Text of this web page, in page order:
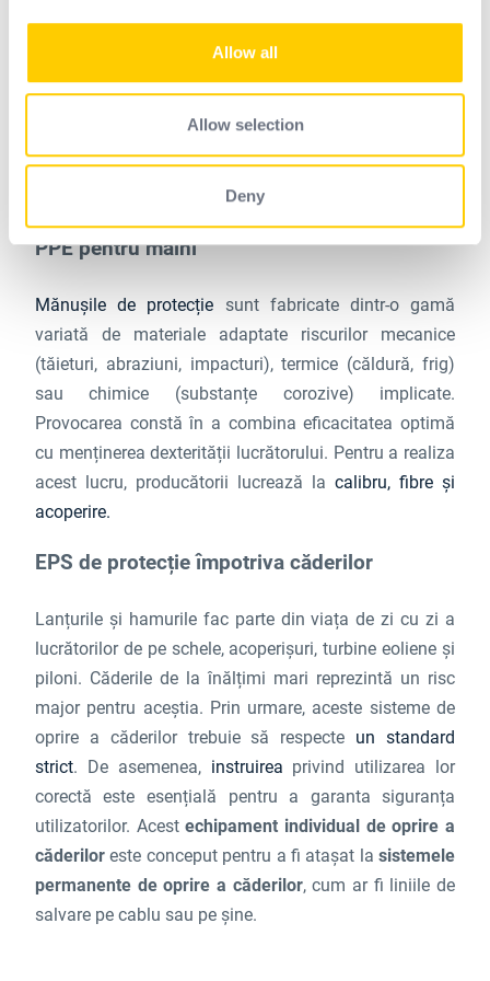
our social media, advertising and analytics partners who
may combine it with other information that you’ve
provided to them or that they’ve collected from your use
Allow all
Allow selection
Deny
impacturi și perforări. Acestea sunt utilizate într-o
gamă largă de sectoare, de la construcții și
manipulare la industria agroalimentară. Acestea pot fi
impermeabile protejează lucrătorii de stropire, în timp
ce șosetele sunt esențiale în mediile reci.
PPE pentru mâini
Mănușile de protecție sunt fabricate dintr-o gamă
variată de materiale adaptate riscurilor mecanice
(tăieturi, abraziuni, impacturi), termice (căldură, frig)
sau chimice (substanțe corozive) implicate.
Provocarea constă în a combina eficacitatea optimă
cu menținerea dexterității lucrătorului. Pentru a realiza
acest lucru, producătorii lucrează lacalibru, fibre și
acoperire.
EPS de protecție împotriva căderilor
Lanțurile și hamurile fac parte din viața de zi cu zi a
lucrătorilor de pe schele, acoperișuri, turbine eoliene și
piloni. Căderile de la înălțimi mari reprezintă un risc
major pentru aceștia. Prin urmare, aceste sisteme de
oprire a căderilor trebuie să respecte un standard
strict. De asemenea,instruirea privind utilizarea lor
corectă este esențială pentru a garanta siguranța
utilizatorilor. Acestechipament individual de oprire a
căderiloreste conceput pentru a fi atașat lasistemele
permanente de oprire a căderilor, cum ar fi liniile de
salvare pe cablu sau pe șine.